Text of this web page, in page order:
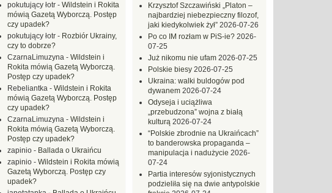
Krzysztof Szczawiński „Platon –
najbardziej niebezpieczny filozof,
jaki kiedykolwiek żył” 2026-07-26
Po co IM rozłam w PiS-ie? 2026-
07-25
Już nikomu nie ufam 2026-07-25
Polskie biesy 2026-07-25
Ukraina: walki buldogów pod
dywanem 2026-07-24
Odyseja i uciążliwa
„przebudzona” wojna z białą
kulturą 2026-07-24
“Polskie zbrodnie na Ukraińcach”
to banderowska propaganda –
manipulacja i nadużycie 2026-
07-24
Partia interesów syjonistycznych
podzieliła się na dwie antypolskie
pokutujący łotr - Wildstein i Rokita
mówią Gazetą Wyborczą. Postęp
czy upadek?
pokutujący łotr - Rozbiór Ukrainy,
czy to dobrze?
CzarnaLimuzyna - Wildstein i
Rokita mówią Gazetą Wyborczą.
Postęp czy upadek?
Rebeliantka - Wildstein i Rokita
mówią Gazetą Wyborczą. Postęp
czy upadek?
CzarnaLimuzyna - Wildstein i
Rokita mówią Gazetą Wyborczą.
Postęp czy upadek?
zapinio - Ballada o Ukraińcu
zapinio - Wildstein i Rokita mówią
Gazetą Wyborczą. Postęp czy
upadek?